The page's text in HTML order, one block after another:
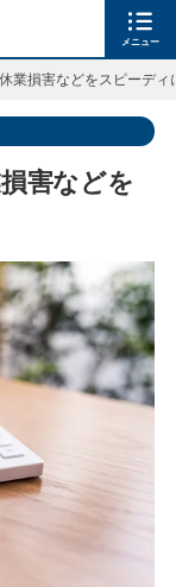
メニュー
業損害などをスピーディ
害などを